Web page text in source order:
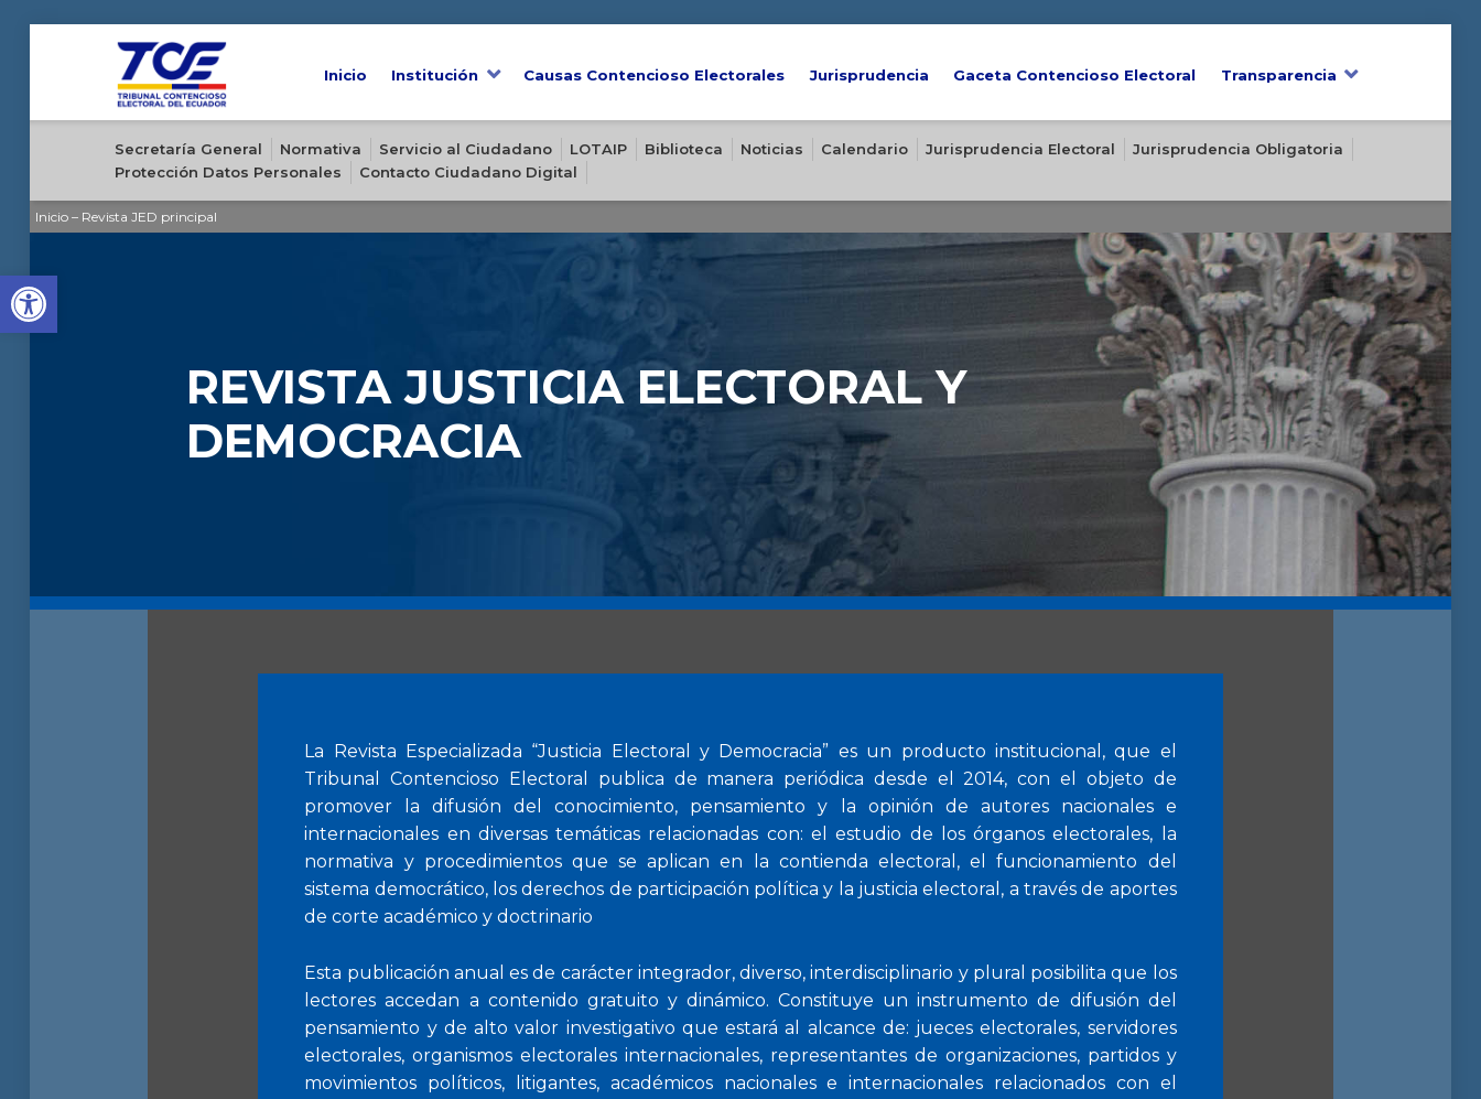
Open toolbar
Inicio Institución Causas Contencioso Electorales Jurisprudencia Gaceta Contencioso Electoral Transparencia
Secretaría General Normativa Servicio al Ciudadano LOTAIP Biblioteca Noticias Calendario Jurisprudencia Electoral
Jurisprudencia Obligatoria
Protección Datos Personales
Contacto Ciudadano Digital
Inicio –Revista JED principal
REVISTA JUSTICIA ELECTORAL Y
DEMOCRACIA
La Revista Especializada “Justicia Electoral y Democracia” es un producto institucional, que el
Tribunal Contencioso Electoral publica de manera periódica desde el 2014, con el objeto de
promover la difusión del conocimiento, pensamiento y la opinión de autores nacionales e
internacionales en diversas temáticas relacionadas con: el estudio de los órganos electorales, la
normativa y procedimientos que se aplican en la contienda electoral, el funcionamiento del
sistema democrático, los derechos de participación política y la justicia electoral, a través de aportes
de corte académico y doctrinario
Esta publicación anual es de carácter integrador, diverso, interdisciplinario y plural posibilita que los
lectores accedan a contenido gratuito y dinámico. Constituye un instrumento de difusión del
pensamiento y de alto valor investigativo que estará al alcance de: jueces electorales, servidores
electorales, organismos electorales internacionales, representantes de organizaciones, partidos y
movimientos políticos, litigantes, académicos nacionales e internacionales relacionados con el